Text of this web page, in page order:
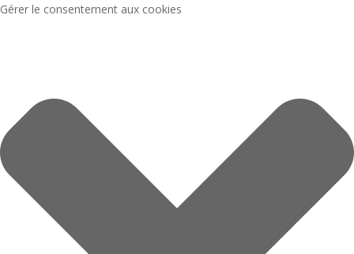
Gérer le consentement aux cookies